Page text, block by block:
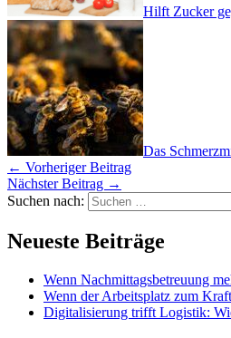
Hilft Zucker
Das
← Vorheriger Beitrag
Nächster Beitrag →
Suchen nach:
Neueste Beiträge
Wenn Nachmittagsbetreuung
Wenn der Arbeitsplatz zum
Digitalisierung trifft Logistik: